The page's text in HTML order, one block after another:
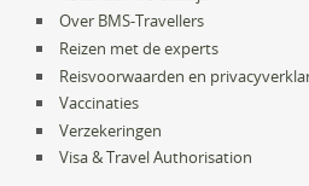
Over BMS-Travellers
Reizen met de experts
Reisvoorwaarden en
Vaccinaties
Verzekeringen
Visa & Travel Authorisation